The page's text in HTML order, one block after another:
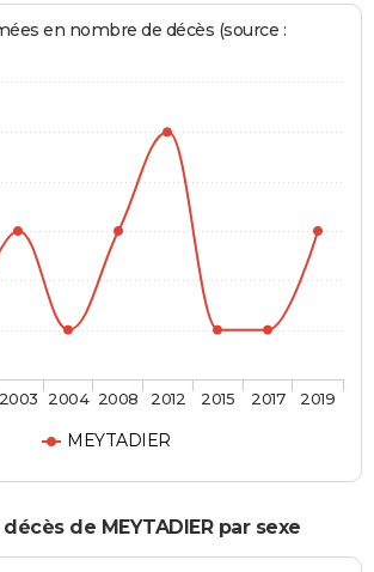
en nombre de décès (source :
MEYTADIER
2003 2004 2008 2012 2015 2017 2019
de MEYTADIER par sexe